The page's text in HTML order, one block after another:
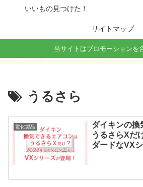
いいもの見つけた！
サイトマップ
当サイトはプロモーションを
うるさら
電化製品
ダイキンの換
うるさらXだ
ダードなVX